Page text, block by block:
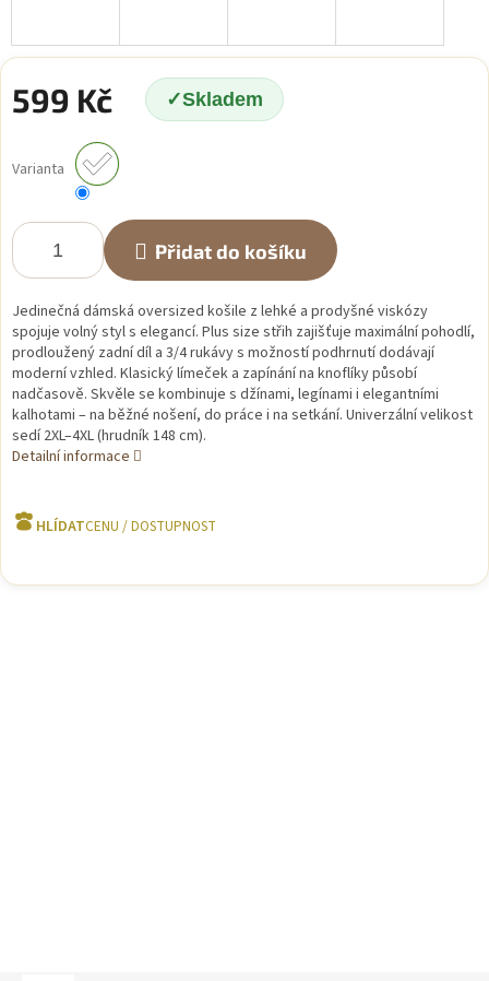
599 Kč Skladem
cena:
Varianta
Přidat do košíku
Jedinečná dámská oversized košile z lehké a prodyšné viskózy
spojuje volný styl s elegancí. Plus size střih zajišťuje maximální pohodlí,
prodloužený zadní díl a 3/4 rukávy s možností podhrnutí dodávají
moderní vzhled. Klasický límeček a zapínání na knoflíky působí
nadčasově. Skvěle se kombinuje s džínami, legínami i elegantními
kalhotami – na běžné nošení, do práce i na setkání. Univerzální velikost
sedí 2XL–4XL (hrudník 148 cm).
Detailní informace
HLÍDAT